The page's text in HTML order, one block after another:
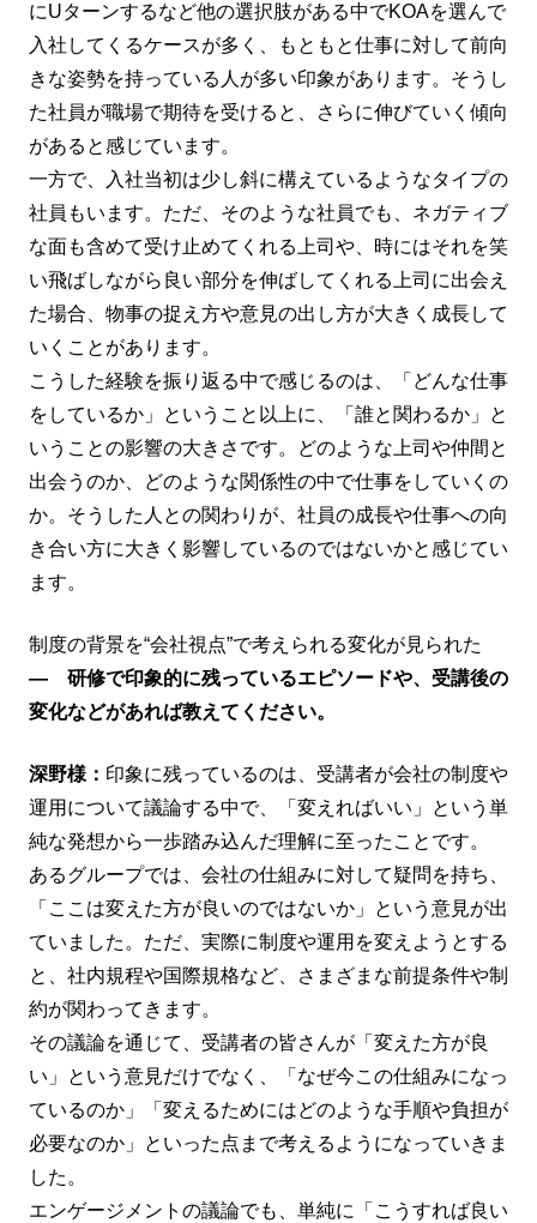
にUターンするなど他の選択肢がある中でKOAを選んで
入社してくるケースが多く、もともと仕事に対して前向
きな姿勢を持っている人が多い印象があります。そうし
た社員が職場で期待を受けると、さらに伸びていく傾向
があると感じています。
一方で、入社当初は少し斜に構えているようなタイプの
社員もいます。ただ、そのような社員でも、ネガティブ
な面も含めて受け止めてくれる上司や、時にはそれを笑
い飛ばしながら良い部分を伸ばしてくれる上司に出会え
た場合、物事の捉え方や意見の出し方が大きく成長して
いくことがあります。
こうした経験を振り返る中で感じるのは、「どんな仕事
をしているか」ということ以上に、「誰と関わるか」と
いうことの影響の大きさです。どのような上司や仲間と
出会うのか、どのような関係性の中で仕事をしていくの
か。そうした人との関わりが、社員の成長や仕事への向
き合い方に大きく影響しているのではないかと感じてい
ます。
制度の背景を“会社視点”で考えられる変化が見られた
― 研修で印象的に残っているエピソードや、受講後の
変化などがあれば教えてください。
深野様： 印象に残っているのは、受講者が会社の制度や
運用について議論する中で、「変えればいい」という単
純な発想から一歩踏み込んだ理解に至ったことです。
あるグループでは、会社の仕組みに対して疑問を持ち、
「ここは変えた方が良いのではないか」という意見が出
ていました。ただ、実際に制度や運用を変えようとする
と、社内規程や国際規格など、さまざまな前提条件や制
約が関わってきます。
その議論を通じて、受講者の皆さんが「変えた方が良
い」という意見だけでなく、「なぜ今この仕組みになっ
ているのか」「変えるためにはどのような手順や負担が
必要なのか」といった点まで考えるようになっていきま
した。
エンゲージメントの議論でも、単純に「こうすれば良い